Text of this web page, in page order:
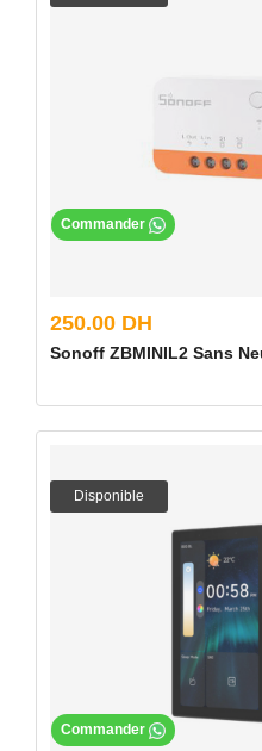
250.00 DH
Sonoff ZBMINIL2 Sans
Commander
Disponible
Commander